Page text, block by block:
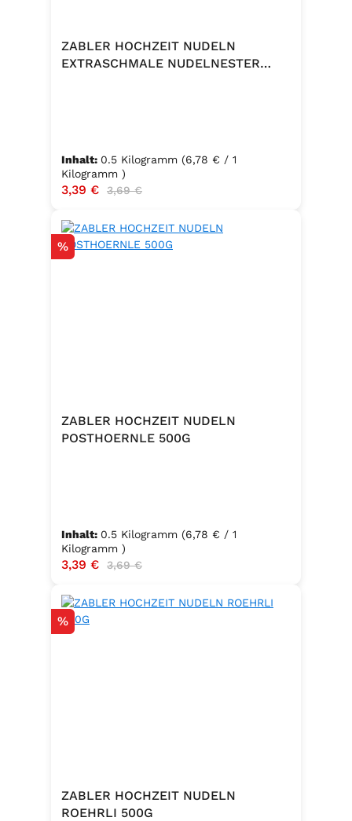
ZABLER HOCHZEIT NUDELN
EXTRASCHMALE NUDELNESTER
Inhalt: 0.5 Kilogramm (6,78 € / 1
Kilogramm )
Verkaufspreis:
3,39 € Regulärer Preis:
3,69 €
Rabatt
%
ZABLER HOCHZEIT NUDELN
POSTHOERNLE 500G
Inhalt: 0.5 Kilogramm (6,78 € / 1
Kilogramm )
Verkaufspreis:
3,39 € Regulärer Preis:
3,69 €
Rabatt
%
ZABLER HOCHZEIT NUDELN
ROEHRLI 500G